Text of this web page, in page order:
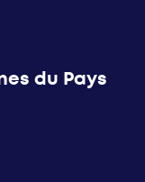
du Pays